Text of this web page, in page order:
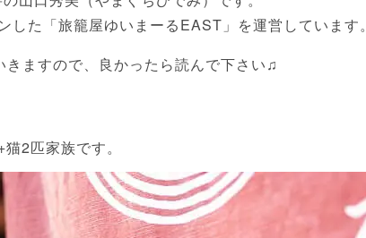
た「旅籠屋ゆいまーるEAST」を運営しています。
ますので、良かったら読んで下さい♫
2匹家族です。